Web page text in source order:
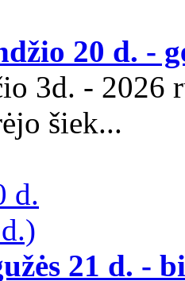
20 d. -
3d. - 2026
šiek...
21 d. -